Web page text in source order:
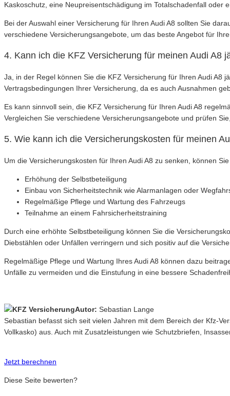
Kaskoschutz, eine Neupreisentschädigung im Totalschadenfall oder
Bei der Auswahl einer Versicherung für Ihren Audi A8 sollten Sie
verschiedene Versicherungsangebote, um das beste Angebot für
4. Kann ich die KFZ Versicherung für meinen Audi A8
Ja, in der Regel können Sie die KFZ Versicherung für Ihren Audi A8
Vertragsbedingungen Ihrer Versicherung, da es auch Ausnahmen
Es kann sinnvoll sein, die KFZ Versicherung für Ihren Audi A8
Vergleichen Sie verschiedene Versicherungsangebote und prüfen
5. Wie kann ich die Versicherungskosten für meinen
Um die Versicherungskosten für Ihren Audi A8 zu senken, können
Erhöhung der Selbstbeteiligung
Einbau von Sicherheitstechnik wie Alarmanlagen oder
Regelmäßige Pflege und Wartung des Fahrzeugs
Teilnahme an einem Fahrsicherheitstraining
Durch eine erhöhte Selbstbeteiligung können Sie die
Diebstählen oder Unfällen verringern und sich positiv auf die
Regelmäßige Pflege und Wartung Ihres Audi A8 können dazu
Unfälle zu vermeiden und die Einstufung in eine bessere
Autor: Sebastian Lange
Sebastian befasst sich seit vielen Jahren mit dem Bereich der Kfz-
Vollkasko) aus. Auch mit Zusatzleistungen wie Schutzbriefen,
Jetzt berechnen
Diese Seite bewerten?